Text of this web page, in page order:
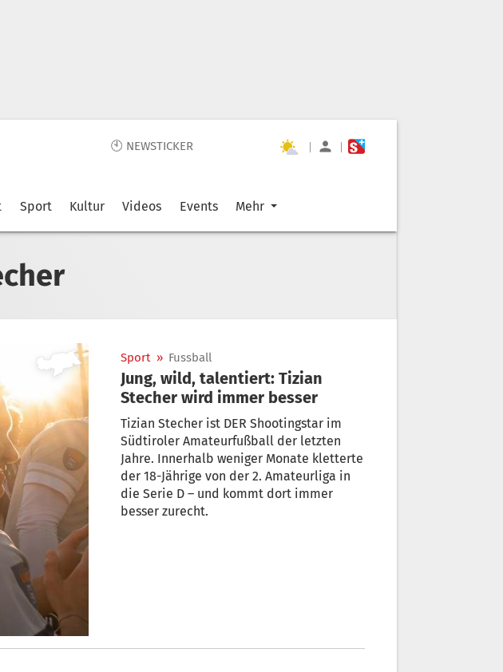
🕙 NEWSTICKER | |
Sport Kultur Videos Events Mehr
Sport » Fussball
Jung, wild, talentiert: Tizian
Stecher wird immer besser
Tizian Stecher ist DER Shootingstar im
Südtiroler Amateurfußball der letzten
Jahre. Innerhalb weniger Monate kletterte
der 18-Jährige von der 2. Amateurliga in
die Serie D – und kommt dort immer
besser zurecht.